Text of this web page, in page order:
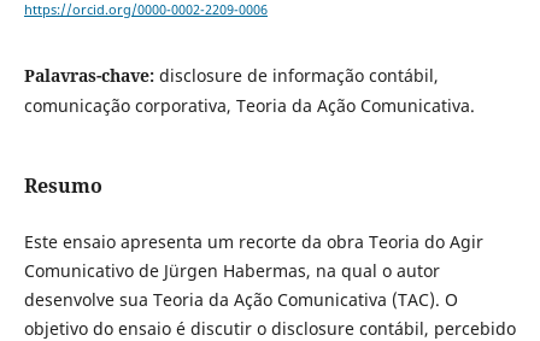
https://orcid.org/0000-0002-2209-0006
Palavras-chave: disclosure de informação contábil,
comunicação corporativa, Teoria da Ação Comunicativa.
Resumo
Este ensaio apresenta um recorte da obra Teoria do Agir
Comunicativo de Jürgen Habermas, na qual o autor
desenvolve sua Teoria da Ação Comunicativa (TAC). O
objetivo do ensaio é discutir o disclosure contábil, percebido